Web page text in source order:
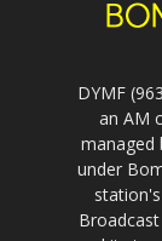
DYMF
an AM
managed
under